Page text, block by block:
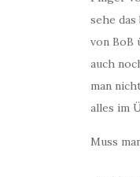
sehe
von BoB
auch
man
alles im
Muss